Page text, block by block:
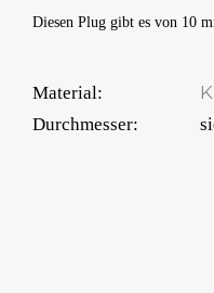
Diesen Plug gibt es von 10
Material:
Durchmesser: